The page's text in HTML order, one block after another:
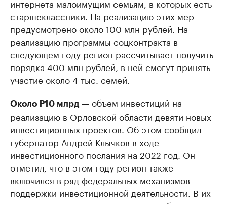
интернета малоимущим семьям, в которых есть
старшеклассники. На реализацию этих мер
предусмотрено около 100 млн рублей. На
реализацию программы соцконтракта в
следующем году регион рассчитывает получить
порядка 400 млн рублей, в ней смогут принять
участие около 4 тыс. семей.
Около ₽10 млрд — объем инвестиций на
реализацию в Орловской области девяти новых
инвестиционных проектов. Об этом сообщил
губернатор Андрей Клычков в ходе
инвестиционного послания на 2022 год. Он
отметил, что в этом году регион также
включился в ряд федеральных механизмов
поддержки инвестиционной деятельности. В их